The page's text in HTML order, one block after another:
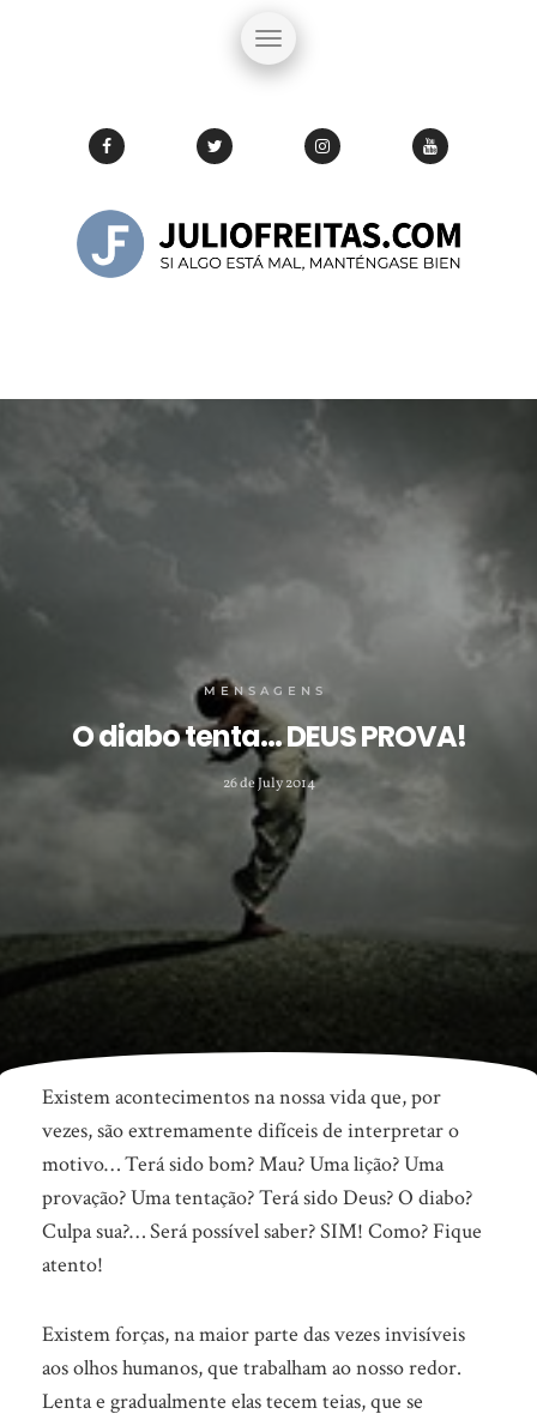
MENSAGENS
O diabo tenta… DEUS PROVA!
26 de July 2014
O
diabo
tenta…
DEUS
PROVA!
Existem acontecimentos na nossa vida que, por
vezes, são extremamente difíceis de interpretar o
motivo… Terá sido bom? Mau? Uma lição? Uma
provação? Uma tentação? Terá sido Deus? O diabo?
Culpa sua?… Será possível saber? SIM! Como? Fique
atento!
Existem forças, na maior parte das vezes invisíveis
aos olhos humanos, que trabalham ao nosso redor.
Lenta e gradualmente elas tecem teias, que se